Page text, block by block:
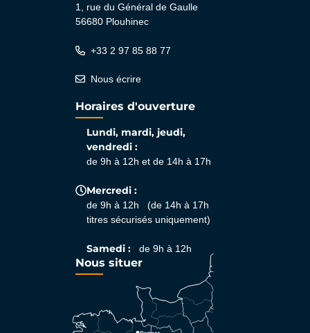
1, rue du Général de Gaulle
56680 Plouhinec
+33 2 97 85 88 77
Nous écrire
Horaires d'ouverture
Lundi, mardi, jeudi,
vendredi :
de 9h à 12h et de 14h à 17h
Mercredi :
de 9h à 12h (de 14h à 17h
titres sécurisés uniquement)
Samedi : de 9h à 12h
Nous situer